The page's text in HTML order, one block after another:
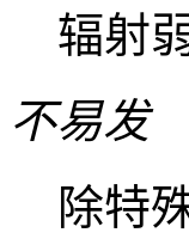
辐射
不易发
除特